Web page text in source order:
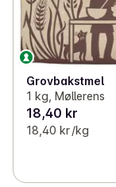
Grovbakstmel
1 kg, Møllerens
18,40 kr
18,40 kr /kg